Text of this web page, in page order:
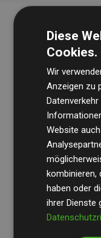
Die
regelmäßig unsere
Transparenz und
Ihre Prüfungen
geschätzten
Websites
Diese
Cookies.
Wir
Anzeigen zu
Website
kombinieren,
haben oder
ihrer Dienste